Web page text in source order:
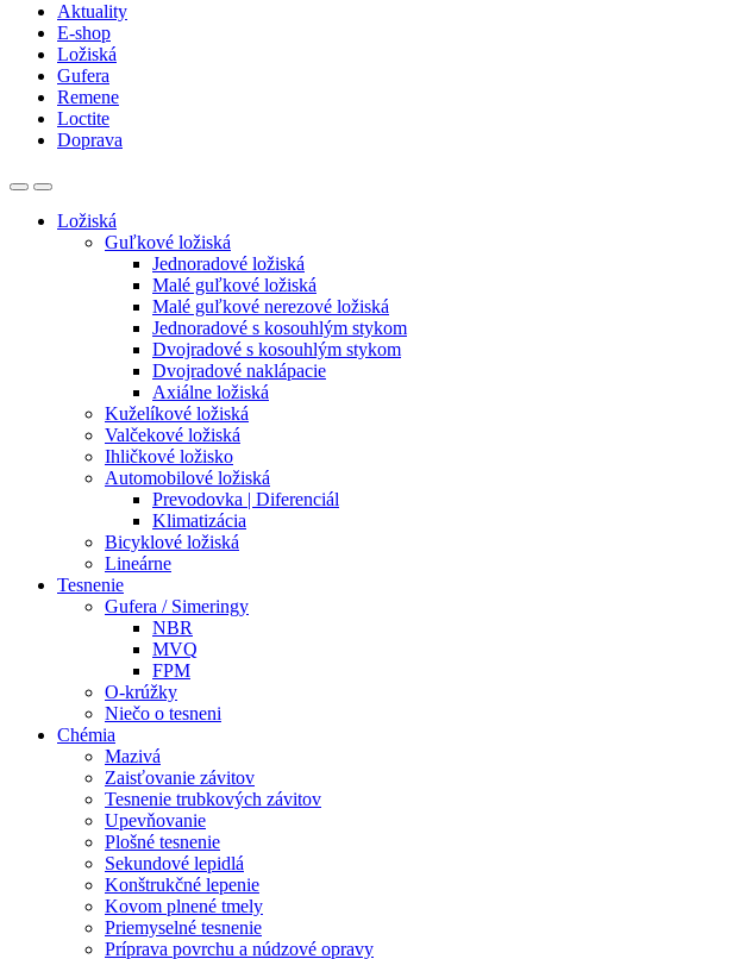
Aktuality
E-shop
Ložiská
Gufera
Remene
Loctite
Doprava
Ložiská
Guľkové ložiská
Jednoradové ložiská
Malé guľkové ložiská
Malé guľkové nerezové ložiská
Jednoradové s kosouhlým stykom
Dvojradové s kosouhlým stykom
Dvojradové naklápacie
Axiálne ložiská
Kuželíkové ložiská
Valčekové ložiská
Ihličkové ložisko
Automobilové ložiská
Prevodovka | Diferenciál
Klimatizácia
Bicyklové ložiská
Lineárne
Tesnenie
Gufera / Simeringy
NBR
MVQ
FPM
O-krúžky
Niečo o tesneni
Chémia
Mazivá
Zaisťovanie závitov
Tesnenie trubkových závitov
Upevňovanie
Plošné tesnenie
Sekundové lepidlá
Konštrukčné lepenie
Kovom plnené tmely
Priemyselné tesnenie
Príprava povrchu a núdzové opravy